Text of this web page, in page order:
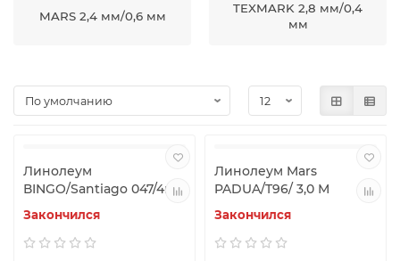
MARS 2,4 мм/0,6 мм
TEXMARK 2,8 мм/0,4
мм
Линолеум
ВINGO/Santiago 047/4м
Закончился
Линолеум Mars
PADUA/T96/ 3,0 М
Закончился